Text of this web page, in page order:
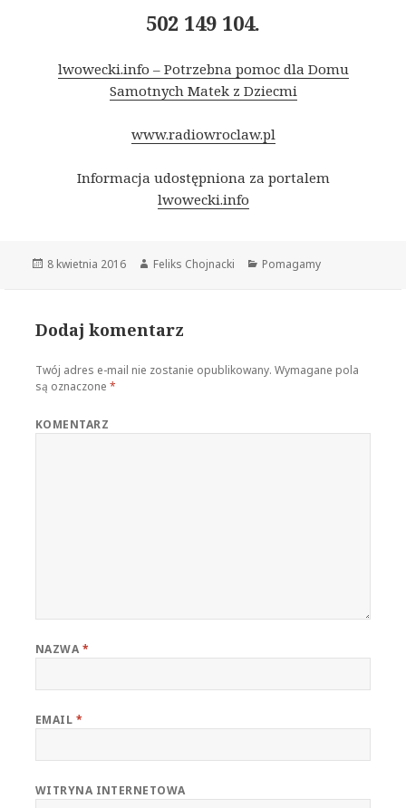
502 149 104.
lwowecki.info – Potrzebna pomoc dla Domu
Samotnych Matek z Dziecmi
www.radiowroclaw.pl
Informacja udostępniona za portalem
lwowecki.info
Opublikowano
8 kwietnia 2016 Autor
Feliks Chojnacki Kategorie
Pomagamy
Dodaj komentarz
Twój adres e-mail nie zostanie opublikowany. Wymagane pola
są oznaczone *
KOMENTARZ
NAZWA *
EMAIL *
WITRYNA INTERNETOWA